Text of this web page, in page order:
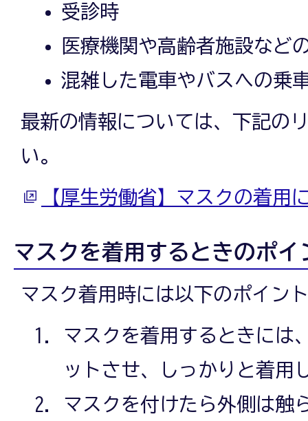
受診時
医療機関や高齢者施設など
混雑した電車やバスへの乗
最新の情報については、下記の
い。
【厚生労働省】マスクの着用
マスクを着用するときのポイ
マスク着用時には以下のポイン
マスクを着用するときには
ットさせ、しっかりと着用
マスクを付けたら外側は触